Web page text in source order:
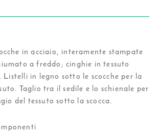
in acciaio, interamente stampate
a freddo; cinghie in tessuto
Listelli in legno sotto le scocche per la
Taglio tra il sedile e lo schienale per
del tessuto sotto la scocca.